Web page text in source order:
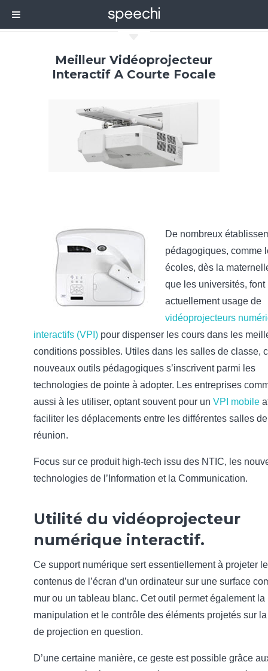
Meilleur Vidéoprojecteur
Interactif A Courte Focale
De nombreux
pédagogiques, comme
écoles, dès la
que les universités, font
actuellement usage de
vidéoprojecteurs
interactifs (VPI) pour dispenser les cours dans les
conditions possibles. Utiles dans les salles de classe,
nouveaux outils pédagogiques s’inscrivent parmi les
technologies de pointe à adopter. Les entreprises
aussi à les utiliser, optant souvent pour un VPI mobile
faciliter les déplacements entre les différentes salles de
réunion.
Focus sur ce produit high-tech issu des NTIC, les
technologies de l’Information et la Communication.
Utilité du vidéoprojecteur
numérique interactif.
Ce support numérique sert essentiellement à projeter
contenus de l’écran d’un ordinateur sur une surface
mur ou un tableau blanc. Cet outil permet également la
manipulation et le contrôle des éléments projetés sur
de projection en question.
D’une certaine manière, ce geste est possible grâce